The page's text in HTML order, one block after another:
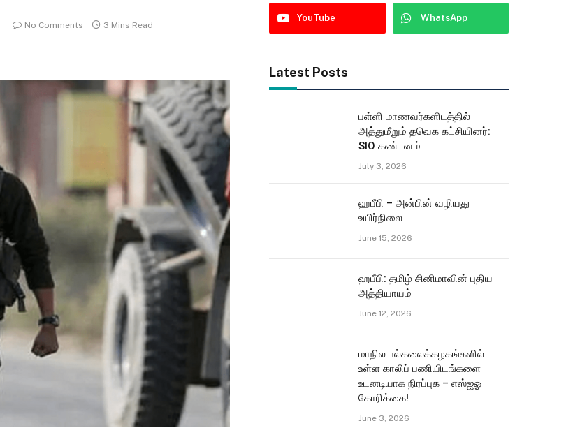
No Comments 3 Mins Read
YouTube WhatsApp
Latest Posts
பள்ளி மாணவர்களிடத்தில்
அத்துமீறும் தவெக கட்சியினர்:
SIO கண்டனம்
July 3, 2026
ஹபீபி – அன்பின் வழியது
உயிர்நிலை
June 15, 2026
ஹபீபி: தமிழ் சினிமாவின் புதிய
அத்தியாயம்
June 12, 2026
மாநில பல்கலைக்கழகங்களில்
உள்ள காலிப் பணியிடங்களை
உடனடியாக நிரப்புக – எஸ்ஐஓ
கோரிக்கை!
June 3, 2026